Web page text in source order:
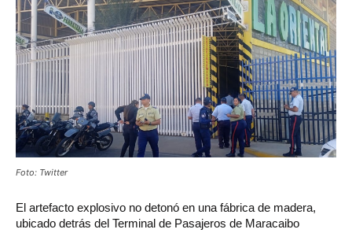
Foto: Twitter
El artefacto explosivo no detonó en una fábrica de madera,
ubicado detrás del Terminal de Pasajeros de Maracaibo